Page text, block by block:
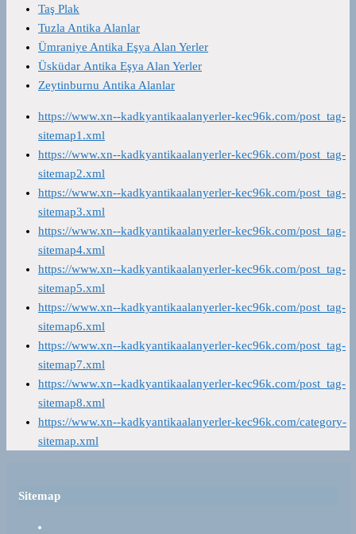
Taş Plak
Tuzla Antika Alanlar
Ümraniye Antika Eşya Alan Yerler
Üsküdar Antika Eşya Alan Yerler
Zeytinburnu Antika Alanlar
https://www.xn--kadkyantikaalanyerler-kec96k.com/post_tag-
sitemap1.xml
https://www.xn--kadkyantikaalanyerler-kec96k.com/post_tag-
sitemap2.xml
https://www.xn--kadkyantikaalanyerler-kec96k.com/post_tag-
sitemap3.xml
https://www.xn--kadkyantikaalanyerler-kec96k.com/post_tag-
sitemap4.xml
https://www.xn--kadkyantikaalanyerler-kec96k.com/post_tag-
sitemap5.xml
https://www.xn--kadkyantikaalanyerler-kec96k.com/post_tag-
sitemap6.xml
https://www.xn--kadkyantikaalanyerler-kec96k.com/post_tag-
sitemap7.xml
https://www.xn--kadkyantikaalanyerler-kec96k.com/post_tag-
sitemap8.xml
https://www.xn--kadkyantikaalanyerler-kec96k.com/category-
sitemap.xml
Sitemap